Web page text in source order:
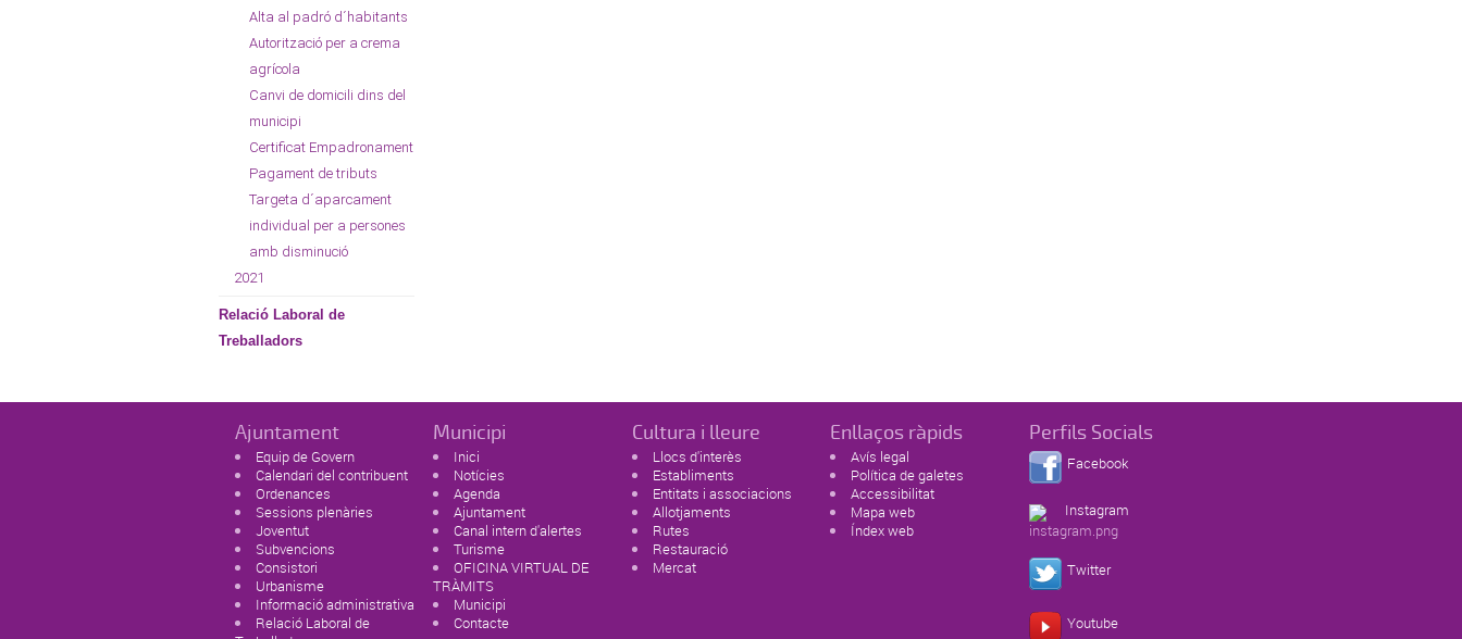
Alta al padró d´habitants
Autorització per a crema
agrícola
Canvi de domicili dins del
municipi
Certificat Empadronament
Pagament de tributs
Targeta d´aparcament
individual per a persones
amb disminució
2021
Relació Laboral de
Treballadors
Ajuntament
Equip de Govern
Calendari del contribuent
Ordenances
Sessions plenàries
Joventut
Subvencions
Consistori
Urbanisme
Informació administrativa
Relació Laboral de
Municipi
Inici
Notícies
Agenda
Ajuntament
Canal intern d'alertes
Turisme
OFICINA VIRTUAL DE
TRÀMITS
Municipi
Contacte
Cultura i lleure
Llocs d'interès
Establiments
Entitats i associacions
Allotjaments
Rutes
Restauració
Mercat
Enllaços ràpids
Avís legal
Política de galetes
Accessibilitat
Mapa web
Índex web
Perfils Socials
Facebook
Instagram
Twitter
Youtube